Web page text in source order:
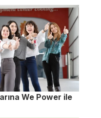
We Power ile